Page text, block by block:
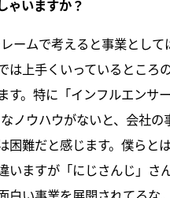
ゃいますか？
ームで考えると事業として
は上手くいっているところ
す。特に「インフルエンサー
ノウハウがないと、会社の
困難だと感じます。僕らと
いますが「にじさんじ」さ